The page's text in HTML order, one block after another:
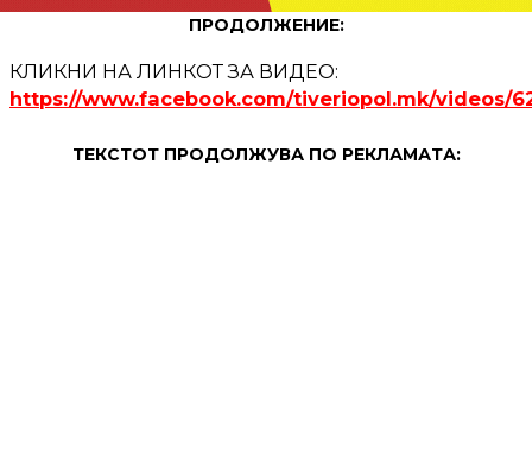
ПРОДОЛЖЕНИЕ:
КЛИКНИ НА ЛИНКОТ ЗА ВИДЕО:
https://www.facebook.com/tiveriopol.mk/videos/
ТЕКСТОТ ПРОДОЛЖУВА ПО РЕКЛАМАТА: